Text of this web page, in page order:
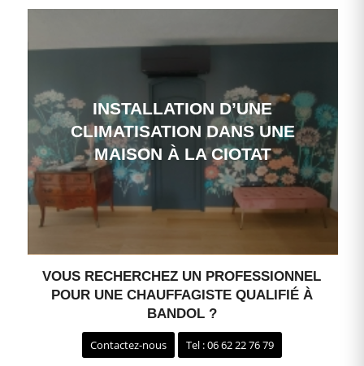
INSTALLATION D’UNE
CLIMATISATION DANS UNE
MAISON À LA CIOTAT
VOUS RECHERCHEZ UN PROFESSIONNEL
POUR UNE CHAUFFAGISTE QUALIFIÉ À
BANDOL ?
Contactez-nous Tel : 06 62 22 76 79